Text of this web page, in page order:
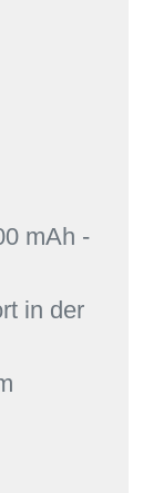
mAh -
in der